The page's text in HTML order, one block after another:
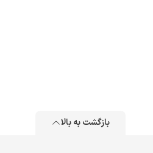
بازگشت به بالا